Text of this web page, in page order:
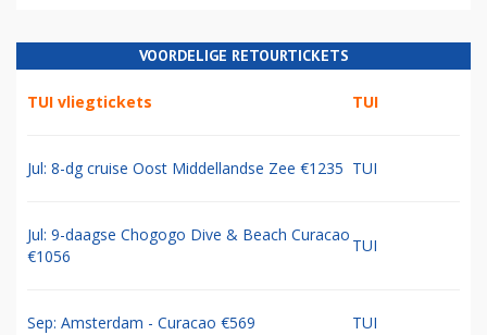
VOORDELIGE RETOURTICKETS
TUI vliegtickets TUI
Jul: 8-dg cruise Oost Middellandse Zee €1235 TUI
Jul: 9-daagse Chogogo Dive & Beach Curacao
€1056
TUI
Sep: Amsterdam - Curacao €569 TUI